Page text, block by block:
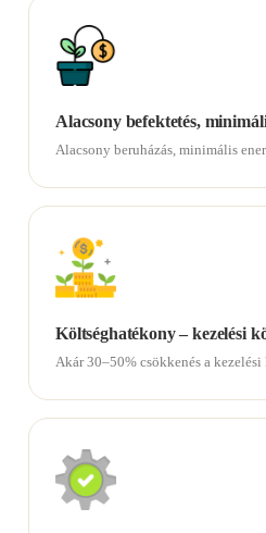
Alacsony befektetés,
Alacsony beruházás, minimális
Költséghatékony – kezelési
Akár 30–50% csökkenés a kezelési